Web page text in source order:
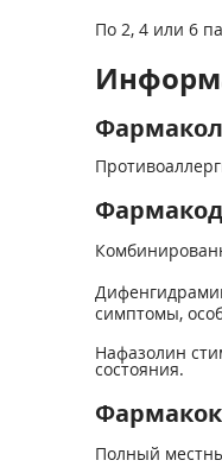
По 2, 4 или 6
симптомы,
Нафазолин
состояния.
Полный